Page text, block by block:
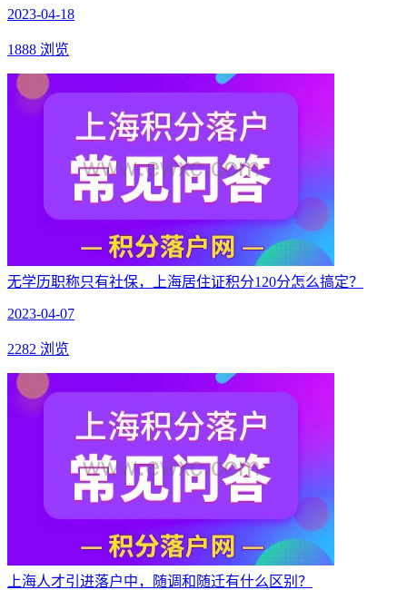
2023-04-18
1888 浏览
无学历职称只有社保，上海居住证积分120分怎么搞定？
2023-04-07
2282 浏览
上海人才引进落户中，随调和随迁有什么区别？